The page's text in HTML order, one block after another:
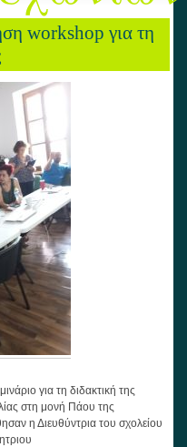
workshop για τη
για τη διδακτική της
στη μονή Πάου της
η Διευθύντρια του σχολείου